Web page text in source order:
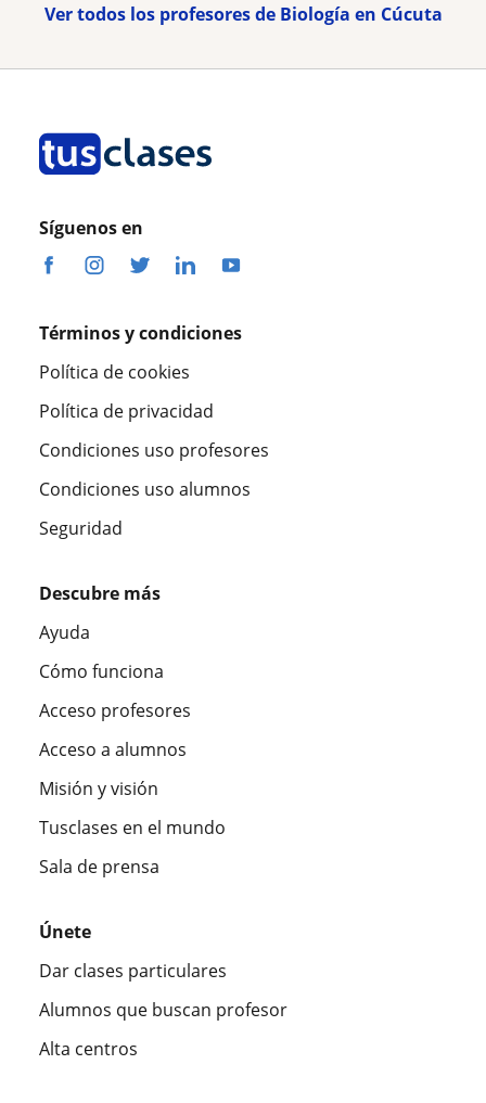
Ver todos los profesores de Biología en Cúcuta
Síguenos en
Términos y condiciones
Política de cookies
Política de privacidad
Condiciones uso profesores
Condiciones uso alumnos
Seguridad
Descubre más
Ayuda
Cómo funciona
Acceso profesores
Acceso a alumnos
Misión y visión
Tusclases en el mundo
Sala de prensa
Únete
Dar clases particulares
Alumnos que buscan profesor
Alta centros